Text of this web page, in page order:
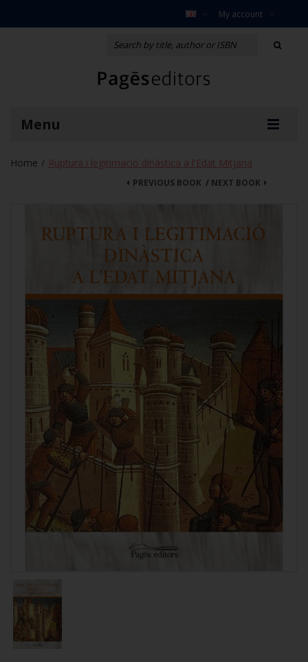
My account
Menu
Home / Ruptura i legitimació dinàstica a l'Edat Mitjana
NEXT BOOK
PREVIOUS BOOK /